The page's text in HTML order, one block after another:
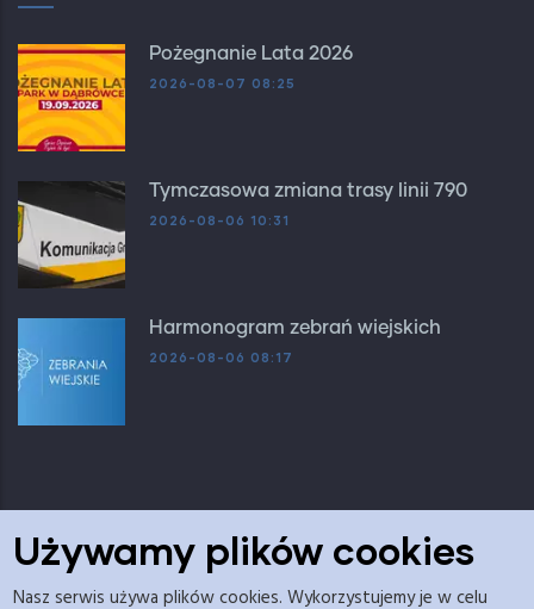
Pożegnanie Lata 2026
2026-08-07 08:25
Tymczasowa zmiana trasy linii 790
2026-08-06 10:31
Harmonogram zebrań wiejskich
2026-08-06 08:17
Używamy plików cookies
Nasz serwis używa plików cookies. Wykorzystujemy je w celu